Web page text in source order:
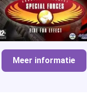
Meer informatie